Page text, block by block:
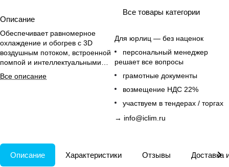
Описание
Обеспечивает равномерное
охлаждение и обогрев с 3D
воздушным потоком, встроенной
помпой и интеллектуальными
функциями для помещений до
28 м².
Все описание
Все товары категории
Для юрлиц — без наценок
персональный менеджер
решает все вопросы
грамотные документы
возмещение НДС 22%
участвуем в тендерах / торгах
→ info@iclim.ru
Описание Характеристики Отзывы Доставка